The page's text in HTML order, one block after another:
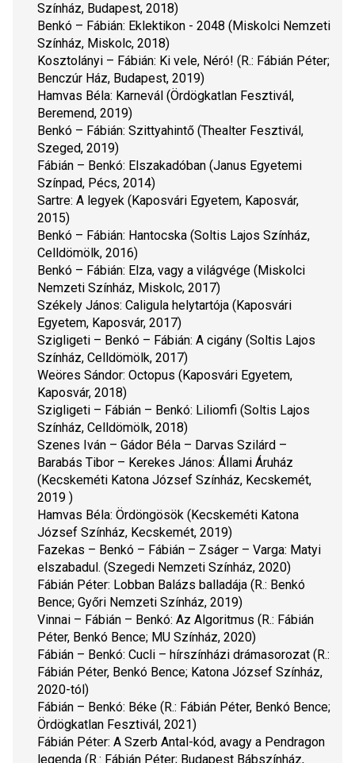
Színház, Budapest, 2018)
Benkó – Fábián: Eklektikon - 2048 (Miskolci Nemzeti
Színház, Miskolc, 2018)
Kosztolányi – Fábián: Ki vele, Néró! (R.: Fábián Péter;
Benczúr Ház, Budapest, 2019)
Hamvas Béla: Karnevál (Ördögkatlan Fesztivál,
Beremend, 2019)
Benkó – Fábián: Szittyahintő (Thealter Fesztivál,
Szeged, 2019)
Fábián – Benkó: Elszakadóban (Janus Egyetemi
Színpad, Pécs, 2014)
Sartre: A legyek (Kaposvári Egyetem, Kaposvár,
2015)
Benkó – Fábián: Hantocska (Soltis Lajos Színház,
Celldömölk, 2016)
Benkó – Fábián: Elza, vagy a világvége (Miskolci
Nemzeti Színház, Miskolc, 2017)
Székely János: Caligula helytartója (Kaposvári
Egyetem, Kaposvár, 2017)
Szigligeti – Benkó – Fábián: A cigány (Soltis Lajos
Színház, Celldömölk, 2017)
Weöres Sándor: Octopus (Kaposvári Egyetem,
Kaposvár, 2018)
Szigligeti – Fábián – Benkó: Liliomfi (Soltis Lajos
Színház, Celldömölk, 2018)
Szenes Iván – Gádor Béla – Darvas Szilárd –
Barabás Tibor – Kerekes János: Állami Áruház
(Kecskeméti Katona József Színház, Kecskemét,
2019 )
Hamvas Béla: Ördöngösök (Kecskeméti Katona
József Színház, Kecskemét, 2019)
Fazekas – Benkó – Fábián – Zságer – Varga: Matyi
elszabadul. (Szegedi Nemzeti Színház, 2020)
Fábián Péter: Lobban Balázs balladája (R.: Benkó
Bence; Győri Nemzeti Színház, 2019)
Vinnai – Fábián – Benkó: Az Algoritmus (R.: Fábián
Péter, Benkó Bence; MU Színház, 2020)
Fábián – Benkó: Cucli – hírszínházi drámasorozat (R.:
Fábián Péter, Benkó Bence; Katona József Színház,
2020-tól)
Fábián – Benkó: Béke (R.: Fábián Péter, Benkó Bence;
Ördögkatlan Fesztivál, 2021)
Fábián Péter: A Szerb Antal-kód, avagy a Pendragon
legenda (R.: Fábián Péter; Budapest Bábszínház,